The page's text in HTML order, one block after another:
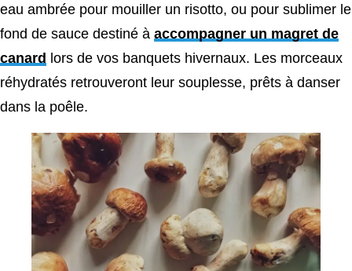
eau ambrée pour mouiller un risotto, ou pour sublimer le
fond de sauce destiné à accompagner un magret de
canard lors de vos banquets hivernaux. Les morceaux
réhydratés retrouveront leur souplesse, prêts à danser
dans la poêle.